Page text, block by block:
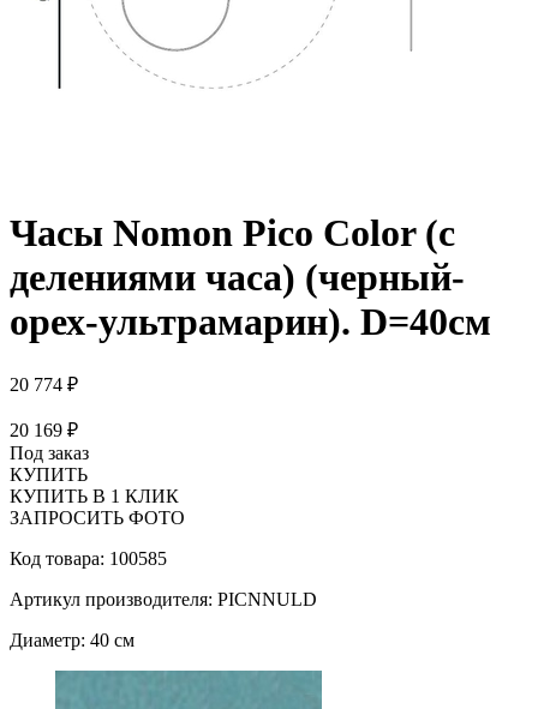
Часы Nomon Pico Color (с
делениями часа) (черный-
орех-ультрамарин). D=40см
20 774 ₽
20 169 ₽
Под заказ
КУПИТЬ
КУПИТЬ В 1 КЛИК
ЗАПРОСИТЬ ФОТО
Код товара: 100585
Артикул производителя: PICNNULD
Диаметр: 40 см